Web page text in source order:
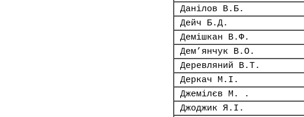
Данілов В.Б.
Дейч Б.Д.
Демішкан В.Ф.
Дем’янчук В.О.
Деревляний В.Т.
Деркач М.І.
Джемілєв М. .
Джоджик Я.І.